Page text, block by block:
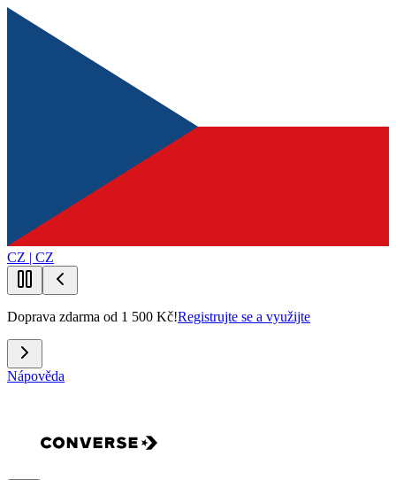
CZ | CZ
Doprava zdarma od 1 500 Kč!Registrujte se a využijte
Nápověda